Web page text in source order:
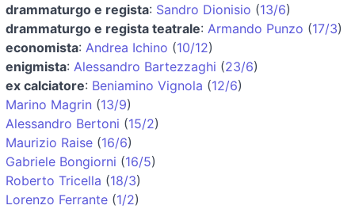
drammaturgo e regista: Sandro Dionisio (13/6)
drammaturgo e regista teatrale: Armando Punzo (17/3)
economista: Andrea Ichino (10/12)
enigmista: Alessandro Bartezzaghi (23/6)
ex calciatore: Beniamino Vignola (12/6)
Marino Magrin (13/9)
Alessandro Bertoni (15/2)
Maurizio Raise (16/6)
Gabriele Bongiorni (16/5)
Roberto Tricella (18/3)
Lorenzo Ferrante (1/2)